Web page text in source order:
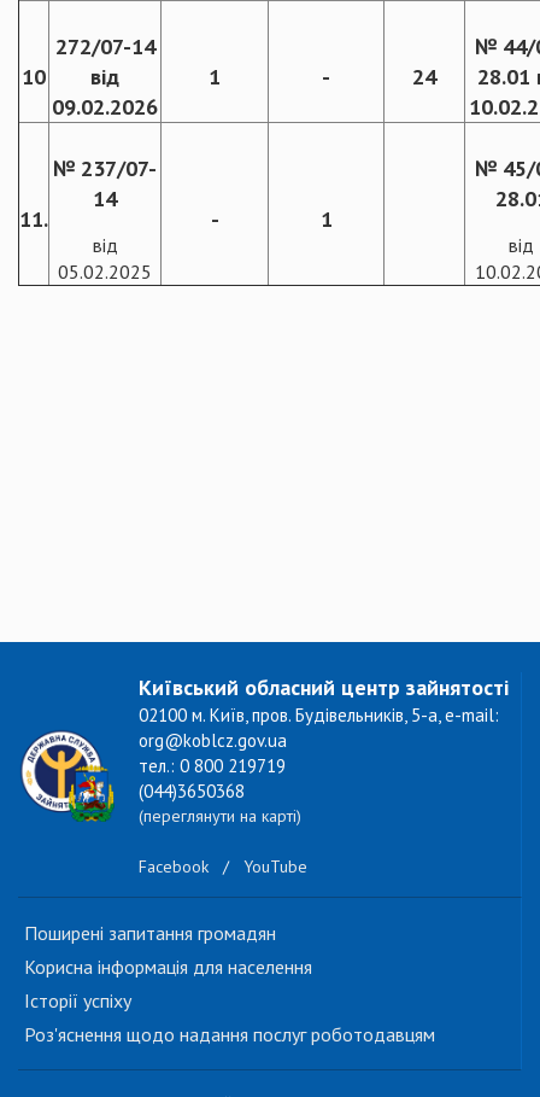
10
272/07-14
від
09.02.2026
1 - 24
№ 44/
28.01
11.
№ 237/07-
14
від
05.02.2025
- 1
№ 45/
від
Київський обласний центр зайнятості
02100 м. Київ, пров. Будівельників, 5-а, e-mail:
org@koblcz.gov.ua
тел.: 0 800 219719
(044)3650368
(переглянути на карті)
Facebook / YouTube
Поширені запитання громадян
Корисна інформація для населення
Історії успіху
Роз'яснення щодо надання послуг роботодавцям